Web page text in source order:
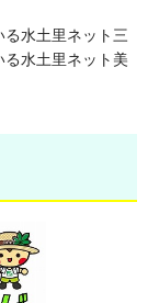
水土里ネット三
水土里ネット美